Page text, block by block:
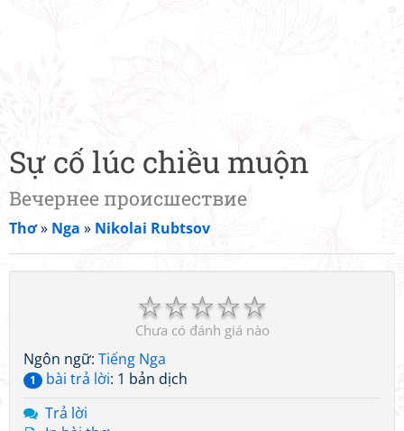
Sự cố lúc chiều muộn
Вечернее происшествие
Thơ» Nga » Nikolai Rubtsov
☆
☆
☆
☆
☆
Chưa có đánh giá nào
Ngôn ngữ: Tiếng Nga
1 bài trả lời: 1 bản dịch
Trả lời